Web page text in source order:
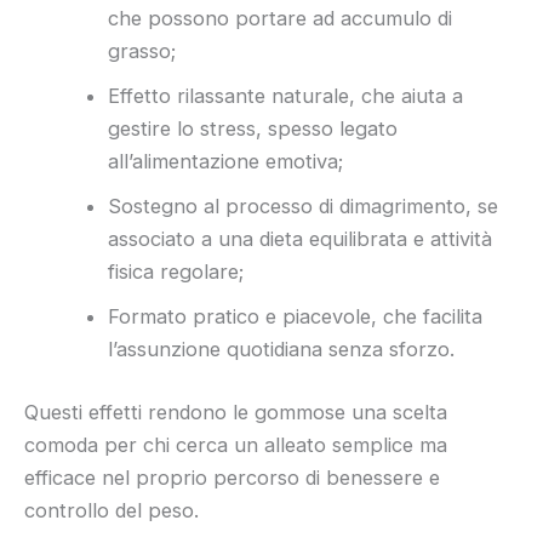
che possono portare ad accumulo di
grasso;
Effetto rilassante naturale, che aiuta a
gestire lo stress, spesso legato
all’alimentazione emotiva;
Sostegno al processo di dimagrimento, se
associato a una dieta equilibrata e attività
fisica regolare;
Formato pratico e piacevole, che facilita
l’assunzione quotidiana senza sforzo.
Questi effetti rendono le gommose una scelta
comoda per chi cerca un alleato semplice ma
efficace nel proprio percorso di benessere e
controllo del peso.